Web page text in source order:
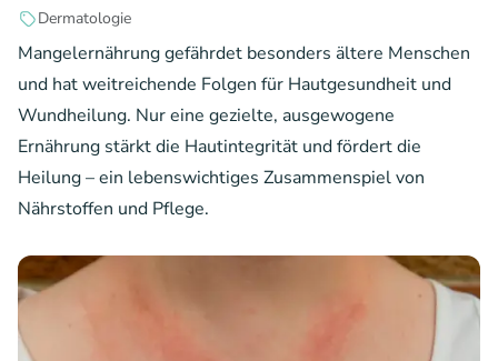
Dermatologie
Mangelernährung gefährdet besonders ältere Menschen
und hat weitreichende Folgen für Hautgesundheit und
Wundheilung. Nur eine gezielte, ausgewogene
Ernährung stärkt die Hautintegrität und fördert die
Heilung – ein lebenswichtiges Zusammenspiel von
Nährstoffen und Pflege.